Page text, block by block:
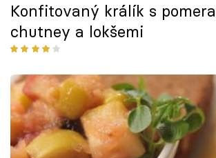
Konfitovaný králík s
chutney a lokšemi